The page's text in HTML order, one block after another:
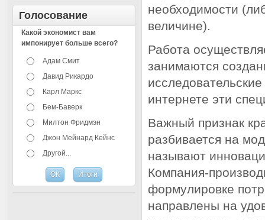
Голосование
Какой экономист вам
импонирует больше всего?
Адам Смит
Давид Рикардо
Карл Маркс
Бем-Баверк
Милтон Фридмэн
Джон Мейнард Кейнс
Другой...
необходимости
величине).
Работа
занимаются
интернете эти
Важный признак
разбивается на
называют
Компания-
формулировке
направлены на